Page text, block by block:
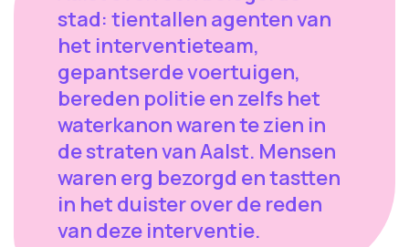
stad: tientallen agenten van
het interventieteam,
gepantserde voertuigen,
bereden politie en zelfs het
waterkanon waren te zien in
de straten van Aalst. Mensen
waren erg bezorgd en tastten
in het duister over de reden
van deze interventie.